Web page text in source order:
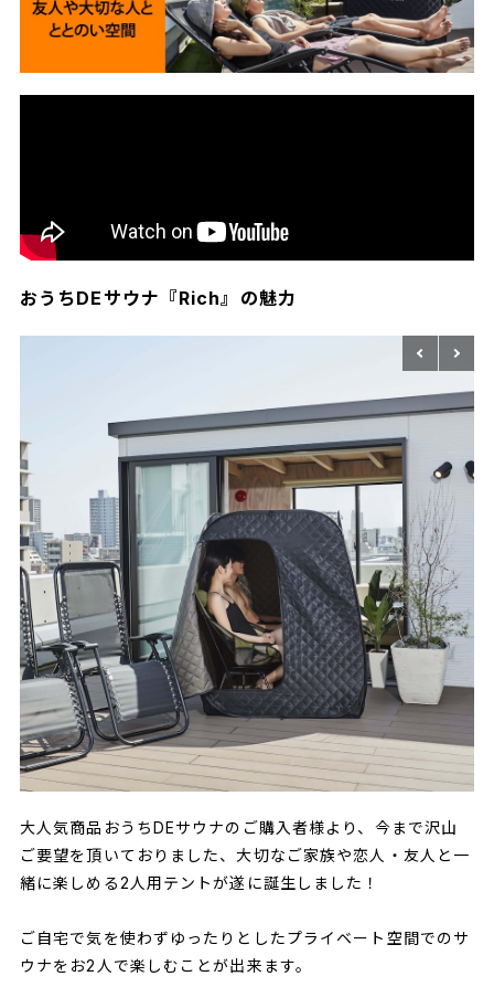
おうちDEサウナ『Rich』の魅力
大人気商品おうちDEサウナのご購入者様より、今まで沢山
ご要望を頂いておりました、大切なご家族や恋人・友人と一
緒に楽しめる2人用テントが遂に誕生しました！
ご自宅で気を使わずゆったりとしたプライベート空間でのサ
ウナをお2人で楽しむことが出来ます。